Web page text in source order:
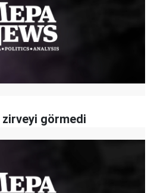
zirveyi görmedi